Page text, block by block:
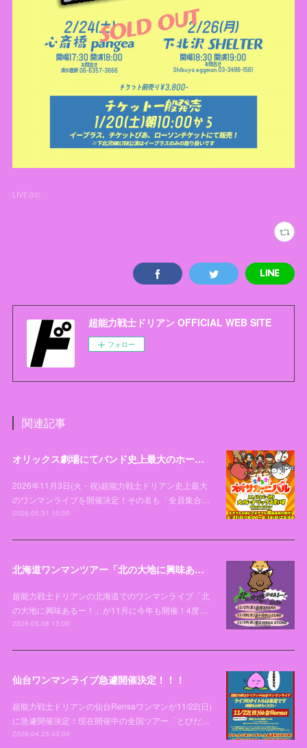
LIVE(33)
超能力戦士ドリアン OFFICIAL WEB SITE
フォロー
関連記事
オリックス劇場にてバンド史上最大のホールワンマンライブ「全員集合！オオサカーニバル」開催決定！
2026年11月3日(火・祝)超能力戦士ドリアン史上最大
のワンマンライブを開催決定！その名も「全員集合…
2026.05.31 10:00
北海道ワンマンツアー「北の大地に興味あるー！2026」開催決定！！！
超能力戦士ドリアンの北海道でのワンマンライブ「北
の大地に興味あるー！」が11月に今年も開催！4度…
2026.05.08 13:00
仙台ワンマンライブ急遽開催決定！！！
超能力戦士ドリアンの仙台Rensaワンマンが11/22(日)
に急遽開催決定！現在開催中の全国ツアー「とびだ…
2026.04.25 03:00